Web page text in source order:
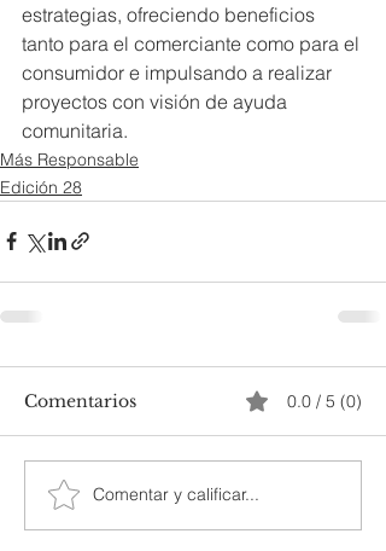
estrategias, ofreciendo beneficios
tanto para el comerciante como para el
consumidor e impulsando a realizar
proyectos con visión de ayuda
comunitaria.
Más Responsable
Edición 28
Comentarios 0.0 / 5 (0)
Comentar y calificar...